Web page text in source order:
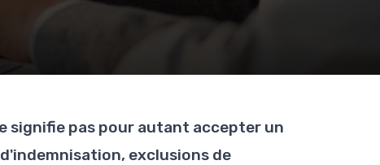
signifie pas pour autant accepter un
exclusions de